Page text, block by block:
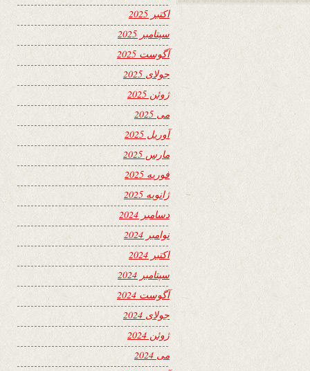
اکتبر 2025
سپتامبر 2025
آگوست 2025
جولای 2025
ژوئن 2025
می 2025
آوریل 2025
مارس 2025
فوریه 2025
ژانویه 2025
دسامبر 2024
نوامبر 2024
اکتبر 2024
سپتامبر 2024
آگوست 2024
جولای 2024
ژوئن 2024
می 2024